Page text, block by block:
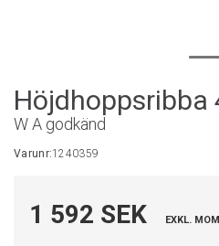
Höjdhoppsribba
W A godkänd
Varunr:1240359
1 592 SEK EXKL.